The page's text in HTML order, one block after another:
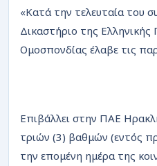
«Κατά την τελευταία του
Δικαστήριο της Ελληνικής
Ομοσπονδίας έλαβε τις
Επιβάλλει στην ΠΑΕ
τριών (3) βαθμών (εντός
την επομένη ημέρα της